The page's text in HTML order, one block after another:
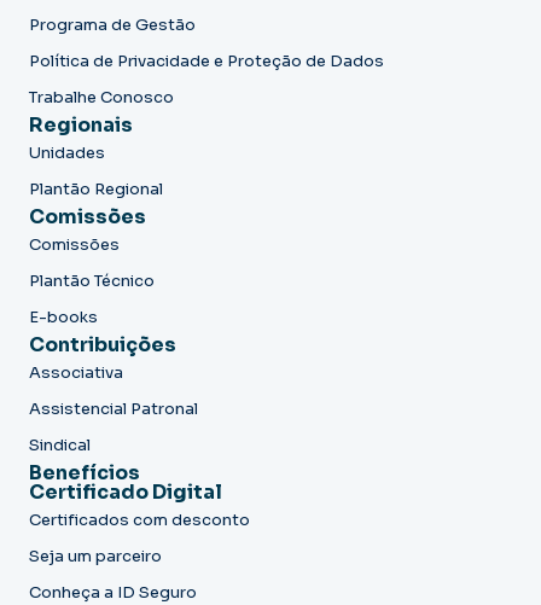
Programa de Gestão
Política de Privacidade e Proteção de Dados
Trabalhe Conosco
Regionais
Unidades
Plantão Regional
Comissões
Comissões
Plantão Técnico
E-books
Contribuições
Associativa
Assistencial Patronal
Sindical
Benefícios
Certificado Digital
Certificados com desconto
Seja um parceiro
Conheça a ID Seguro